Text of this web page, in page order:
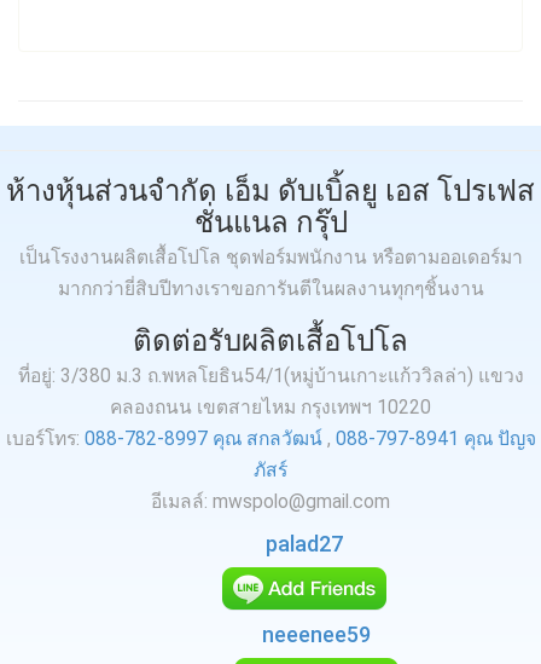
ห้างหุ้นส่วนจำกัด เอ็ม ดับเบิ้ลยู เอส โปรเฟส
ชั่นแนล กรุ๊ป
เป็นโรงงานผลิตเสื้อโปโล ชุดฟอร์มพนักงาน หรือตามออเดอร์มา
มากกว่ายี่สิบปีทางเราขอการันตีในผลงานทุกๆชิ้นงาน
ติดต่อรับผลิตเสื้อโปโล
ที่อยู่: 3/380 ม.3 ถ.พหลโยธิน54/1(หมู่บ้านเกาะแก้ววิลล่า) แขวง
คลองถนน เขตสายไหม กรุงเทพฯ 10220
เบอร์โทร: 088-782-8997 คุณ สกลวัฒน์ , 088-797-8941 คุณ ปัญจ
ภัสร์
อีเมลล์: mwspolo@gmail.com
palad27
neeenee59